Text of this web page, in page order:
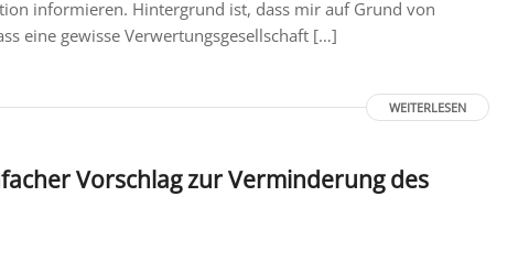
informieren. Hintergrund ist, dass mir auf Grund von
eine gewisse Verwertungsgesellschaft […]
WEITERLESEN
Vorschlag zur Verminderung des